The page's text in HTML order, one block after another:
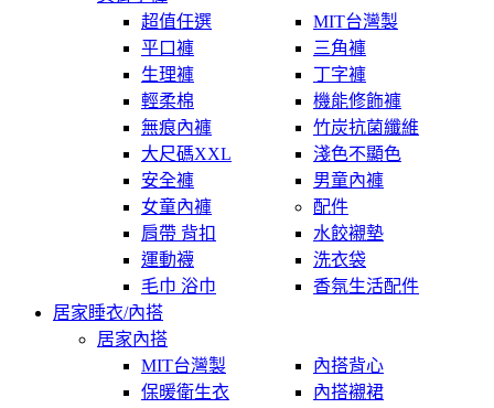
超值任選
MIT台灣製
平口褲
三角褲
生理褲
丁字褲
輕柔棉
機能修飾褲
無痕內褲
竹炭抗菌纖維
大尺碼XXL
淺色不顯色
安全褲
男童內褲
女童內褲
配件
肩帶 背扣
水餃襯墊
運動襪
洗衣袋
毛巾 浴巾
香氛生活配件
居家睡衣/內搭
居家內搭
MIT台灣製
內搭背心
保暖衛生衣
內搭襯裙